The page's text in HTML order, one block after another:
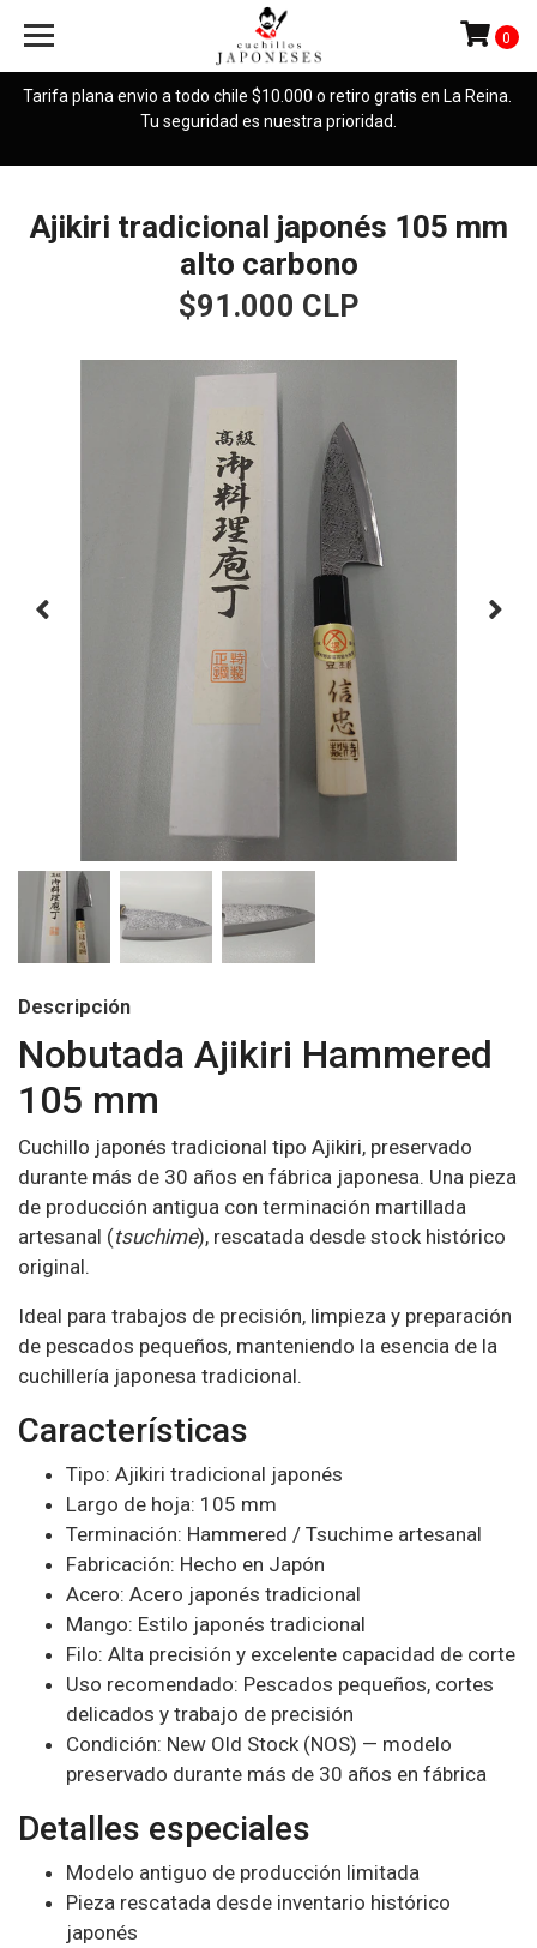
Tarifa plana envio a todo chile $10.000 o retiro gratis en La Reina.
Tu seguridad es nuestra prioridad.
0
Ajikiri tradicional japonés 105 mm
alto carbono
$91.000 CLP
Descripción
Nobutada Ajikiri Hammered
105 mm
Cuchillo japonés tradicional tipo Ajikiri, preservado
durante más de 30 años en fábrica japonesa. Una pieza
de producción antigua con terminación martillada
artesanal (tsuchime), rescatada desde stock histórico
original.
Ideal para trabajos de precisión, limpieza y preparación
de pescados pequeños, manteniendo la esencia de la
cuchillería japonesa tradicional.
Características
Tipo: Ajikiri tradicional japonés
Largo de hoja: 105 mm
Terminación: Hammered / Tsuchime artesanal
Fabricación: Hecho en Japón
Acero: Acero japonés tradicional
Mango: Estilo japonés tradicional
Filo: Alta precisión y excelente capacidad de corte
Uso recomendado: Pescados pequeños, cortes
delicados y trabajo de precisión
Condición: New Old Stock (NOS) — modelo
preservado durante más de 30 años en fábrica
Detalles especiales
Modelo antiguo de producción limitada
Pieza rescatada desde inventario histórico
japonés